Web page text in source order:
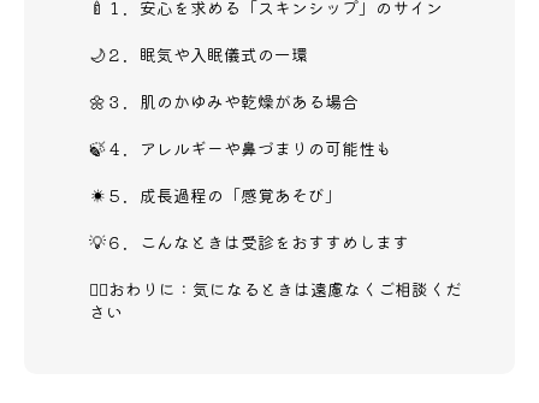
🍼１．安心を求める「スキンシップ」のサイン
🌙２．眠気や入眠儀式の一環
🌼３．肌のかゆみや乾燥がある場合
🍃４．アレルギーや鼻づまりの可能性も
☀️５．成長過程の「感覚あそび」
💡６．こんなときは受診をおすすめします
👩‍⚕️おわりに：気になるときは遠慮なくご相談くだ
さい